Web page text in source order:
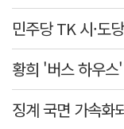
징계 국면 가속화